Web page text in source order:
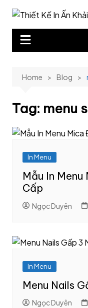
content
Home Blog
Tag: menu
In Menu
Mẫu In Menu
Cấp
Ngọc Duyên
In Menu
Menu Nails
Ngọc Duyên